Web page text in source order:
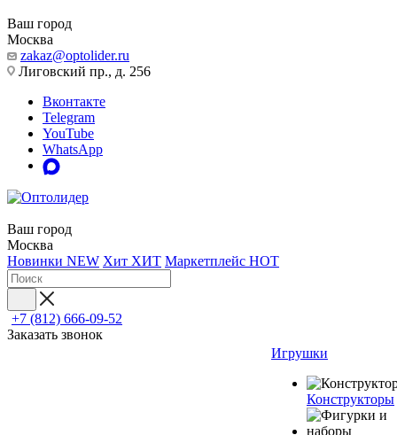
Ваш город
Москва
zakaz@optolider.ru
Лиговский пр., д. 256
Вконтакте
Telegram
YouTube
WhatsApp
Ваш город
Москва
Новинки NEW Хит ХИТ Маркетплейс HOT
+7 (812) 666-09-52
Заказать звонок
Игрушки
Конструкторы